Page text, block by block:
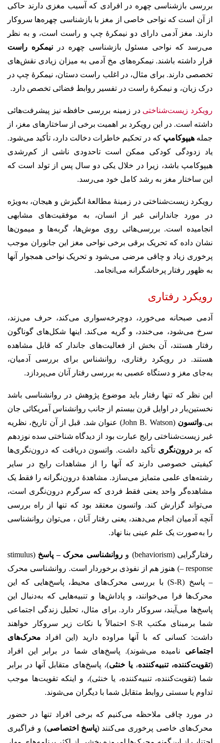
بررسی بازشناسی چهره در افرادی که آسیب مغزی دارند حاکی
از آن است که نواحی خاصی از مغز با بازشناسی چهره‌ها سروکار
دارند. مغز آدمی دارای دو نیمکرهٔ چپ و راست است، و به‌ نظر
می‌رسد که نواحی مسئول بازشناسی چهره درنیمکره راست
قرار داشته باشند. نیمکره‌های مخ آدمی به‌ میزان زیادی نقش‌های
تخصصی دارند. برای مثال، در اغلب راست‌ دستان، نیمکرهٔ چپ در
درک زبان، و نیمکرهٔ راست در تفسیر روابط فضائی تخصص دارد.
رویکرد زیست‌شناختی در زمینه بررسی حافظه نیز پیشرفت‌هائی
داشته است. در این رویکرد بر اهمیت برخی از ساختارهای مغز، از
جمله هیپوکامپ که در تحکیم خاطرات دخالت دارد، تأکید می‌شود.
یاد زدودگی کودکی ممکن است تاحدودی ناشی از کم‌رشدی
هیپوکامپ باشد، زیرا در خلال یکی دو سال پس از تولد است که
این ساختار مغز به رشد کامل خود می‌رسد.
رویکرد زیست‌شناختی در زمینهٔ مطالعهٔ انگیزش و هیجان، به‌ویژه
در مورد جاندارانی غیر از انسان، به موفقیت‌های مشابهی
انجامیده است. بررسی‌هائی روی موش‌ها، گربه‌ها و میمون‌ها
نشان داده که تحریک برقی برخی نواحی مغز این جانوران موجب
پرخوری زیاد و چاقی مرضی می‌شود و تحریک نواحی همجوار آنها
به ظهور رفتار پرخاشگرانه می‌انجامد.
رویکرد رفتاری
آدمی صبحانه می‌خورد، دوچرخه‌سواری می‌کند، حرف می‌زند،
سرخ می‌شود، می‌خندد، و گریه می‌کند. اینها شکل‌های گوناگون
رفتار هستند، آن بخش از فعالیت‌های جاندار که قابل مشاهده
هستند. در رویکرد رفتاری، روانشناس برای بررسی آدمیان،
به‌جای مغز و دستگاه عصبی به بررسی رفتار آنان می‌پردازد.
این نظر که تنها رفتار باید موضوع پژوهش در روانشناسی باشد
نخستین‌بار در اوایل قرن بیستم از جانب روانشناس آمریکائی جان
بی.واتسون
(John B. Watson) عنوان شد. قبل از آن تاریخ، نظریه
غیر زیست‌شناختی رایج عبارت بود از دیدگاه شناختی سده نوزدهم
که بردرون‌نگری تأکید داشت. واتسون دریافت که درون‌نگری‌ها
کیفیتی خصوصی دارند که آنها را از مشاهدات رایج در سایر
رشته‌های علمی متمایز می‌سازد. مشاهدهٔ درون‌نگرانه را فقط یک
مشاهده‌گر واحد یعنی فقط فردی که سرگرم درون‌نگری است،
می‌تواند گزارش کند. واتسون معتقد بود که تنها از راه بررسی
آنچه آدمیان انجام می‌دهند، یعنی رفتار آنان ، می‌توان روانشناسی
را به‌صورت یک علم عینی بنا نهاد.
رفتارگرایی (behaviorism) و روانشناسی محرک – پاسخ
(stimulus
– response) هنوز هم از نفوذی برخوردار است. روانشناسی محرک
– پاسخ (S-R) با بررسی محرک‌های محیط، پاسخ‌هایی که این
محرک‌ها فرا می‌خوانند، و پاداش‌ها و تنبیه‌هایی که به‌دنبال این
پاسخ‌ها می‌آیند، سروکار دارد. برای مثال، تحلیل‌ زندگی اجتماعی
شما برمبنای مکتب S-R احتمالاً با نکات زیر سروکار خواهند
داشت: کسانی که با آنها مراوده دارید (این افراد محرک‌های
اجتماعی نامیده می‌شوند). پاسخ‌های شما در برابر این افراد
(تقویت‌کننده، تنبیه‌کننده، یا خنثی)، پاسخ‌های متقابل آنها در برابر
شما (تقویت‌کننده، تنبیه‌کننده، یا خنثی)، و اینکه تقویت‌ها موجب
تداوم یا سستی روابط متقابل شما با دیگران می‌شوند.
در مورد چاقی ملاحظه می‌کنیم که برخی افراد تنها در حضور
محرک‌های خاصی پرخوری می‌کنند (پاسخ‌ اختصاصی) و فراگیری